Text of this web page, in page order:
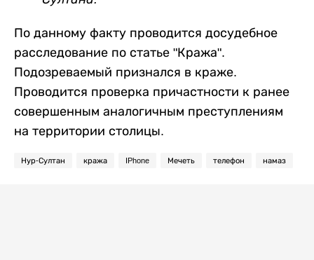
По данному факту проводится досудебное
расследование по статье "Кража".
Подозреваемый признался в краже.
Проводится проверка причастности к ранее
совершенным аналогичным преступлениям
на территории столицы.
Нур-Султан кража IPhone Мечеть телефон намаз